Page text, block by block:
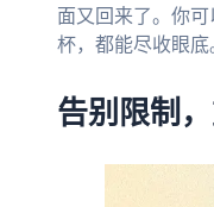
面又回来了。你
杯，都能尽收眼底
告别限制